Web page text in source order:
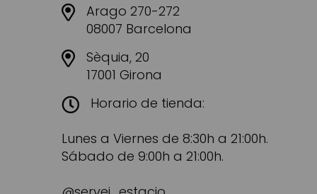
Arago 270-272
08007 Barcelona
Sèquia, 20
17001 Girona
Horario de tienda:
Lunes a Viernes de 8:30h a 21:00h.
Sábado de 9:00h a 21:00h.